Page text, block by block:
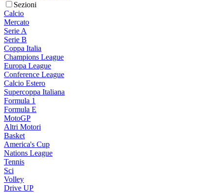
Sezioni
Calcio
Mercato
Serie A
Serie B
Coppa Italia
Champions League
Europa League
Conference League
Calcio Estero
Supercoppa Italiana
Formula 1
Formula E
MotoGP
Altri Motori
Basket
America's Cup
Nations League
Tennis
Sci
Volley
Drive UP